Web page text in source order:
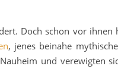
Doch schon vor ihnen
, jenes beinahe
und verewigten